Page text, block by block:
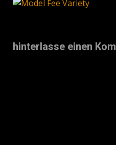
hinterlasse einen